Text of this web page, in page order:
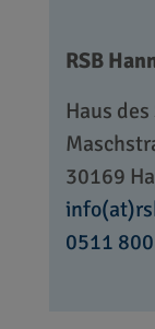
RSB
Haus
30169
0511